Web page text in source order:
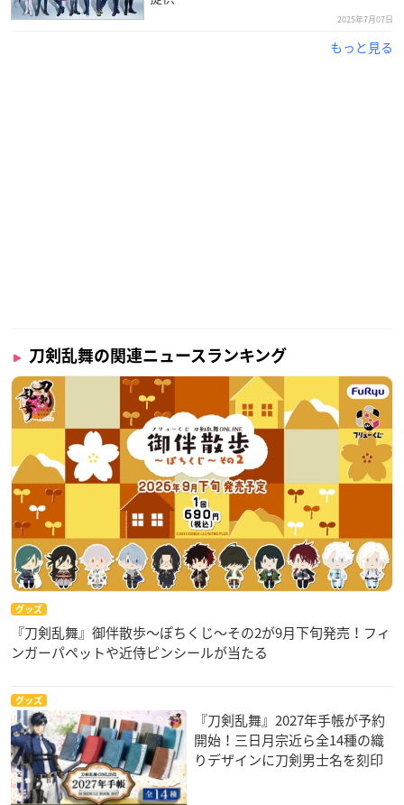
2025年7月07日
もっと見る
刀剣乱舞の関連ニュースランキング
グッズ
『刀剣乱舞』御伴散歩～ぽちくじ～その2が9月下旬発売！フィ
ンガーパペットや近侍ピンシールが当たる
グッズ
『刀剣乱舞』2027年手帳が予約
開始！三日月宗近ら全14種の織
りデザインに刀剣男士名を刻印